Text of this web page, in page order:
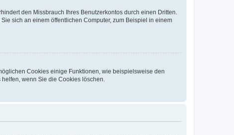
den Missbrauch Ihres Benutzerkontos durch einen Dritten.
sich an einem öffentlichen Computer, zum Beispiel in einem
Cookies einige Funktionen, wie beispielsweise den
wenn Sie die Cookies löschen.